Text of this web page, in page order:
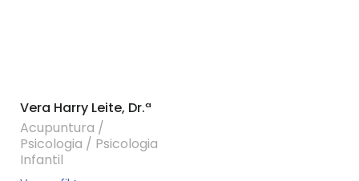
Vera Harry Leite, Dr.ª
Acupuntura /
Psicologia / Psicologia
Infantil